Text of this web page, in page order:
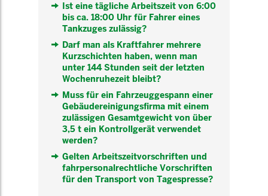
Ist eine tägliche Arbeitszeit von 6:00
bis ca. 18:00 Uhr für Fahrer eines
Tankzuges zulässig?
Darf man als Kraftfahrer mehrere
Kurzschichten haben, wenn man
unter 144 Stunden seit der letzten
Wochenruhezeit bleibt?
Muss für ein Fahrzeuggespann einer
Gebäudereinigungsfirma mit einem
zulässigen Gesamtgewicht von über
3,5 t ein Kontrollgerät verwendet
werden?
Gelten Arbeitszeitvorschriften und
fahrpersonalrechtliche Vorschriften
für den Transport von Tagespresse?